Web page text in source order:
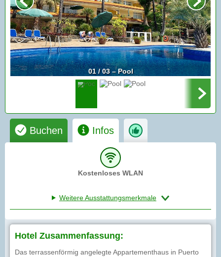
01 / 03 – Pool
Buchen Infos
Kostenloses WLAN
Weitere Ausstattungsmerkmale
Hotel Zusammenfassung:
Das terrassenförmig angelegte Appartementhaus in Puerto